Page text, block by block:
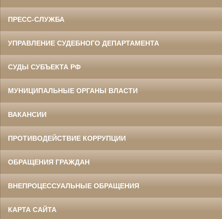
ПРЕСС-СЛУЖБА
УПРАВЛЕНИЕ СУДЕБНОГО ДЕПАРТАМЕНТА
СУДЫ СУБЪЕКТА РФ
МУНИЦИПАЛЬНЫЕ ОРГАНЫ ВЛАСТИ
ВАКАНСИИ
ПРОТИВОДЕЙСТВИЕ КОРРУПЦИИ
ОБРАЩЕНИЯ ГРАЖДАН
ВНЕПРОЦЕССУАЛЬНЫЕ ОБРАЩЕНИЯ
КАРТА САЙТА